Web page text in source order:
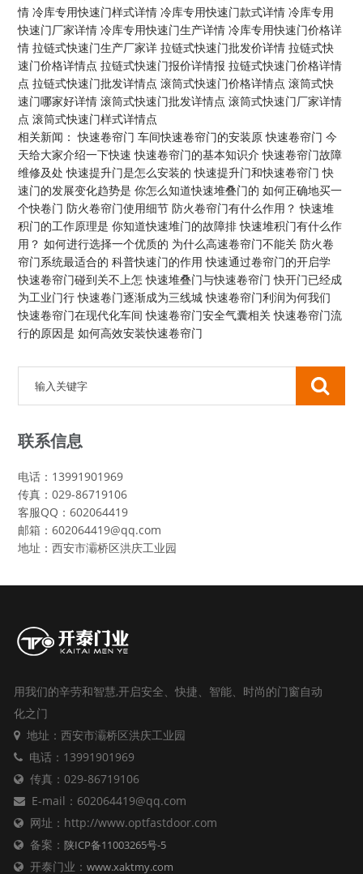
情 冷库专用快速门样式详情 冷库专用快速门款式详情 冷库专用
快速门厂家详情 冷库专用快速门生产详情 冷库专用快速门价格详
情 拉链式快速门生产厂家详 拉链式快速门批发价详情 拉链式快
速门价格详情点 拉链式快速门报价详情报 拉链式快速门价格详情
点 拉链式快速门批发详情点 滚筒式快速门价格详情点 滚筒式快
速门哪家好详情 滚筒式快速门批发详情点 滚筒式快速门厂家详情
点 滚筒式快速门样式详情点
相关新闻：快速卷帘门‌ 车间快速卷帘门的安装原 快速卷帘门‌ 今
天给大家介绍一下快速 快速卷帘门的基本知识介 快速卷帘门故障
维修及处 快速提升门是怎么安装的 快速提升门和快速卷帘门 快
速门的发展变化趋势是 你怎么知道快速堆叠门的 如何正确地买一
个快卷门 防火卷帘门使用细节 防火卷帘门有什么作用？ 快速堆
积门的工作原理是 你知道快速堆门的故障排 快速堆积门有什么作
用？ 如何进行选择一个优质的 为什么高速卷帘门不能关 防火卷
帘门系统最适合的 科普快速门的作用 快速通过卷帘门的开启学
快速卷帘门碰到关不上怎 快速堆叠门与快速卷帘门 快开门已经成
为工业门行 快速卷门逐渐成为三线城 快速卷帘门利润为何我们
快速卷帘门在现代化车间 快速卷帘门安全气囊相关 快速卷帘门流
行的原因是 如何高效安装快速卷帘门
联系信息
电话：13991901969
传真：029-86719106
客服QQ：602064419
邮箱：602064419@qq.com
地址：西安市灞桥区洪庆工业园
用我们的辛劳和智慧,开启安全、快捷、智能、时尚的门窗自动
化之门
地址：西安市灞桥区洪庆工业园
电话：13991901969
传真：029-86719106
E-mail：602064419@qq.com
网址：http://www.optfastdoor.com
备案：陕ICP备11003265号-5
开泰门业：www.xaktmy.com